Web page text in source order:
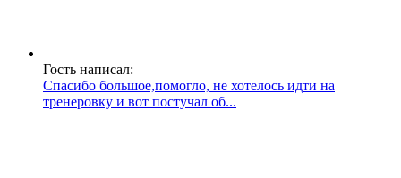
Гость написал:
Спасибо большое,помогло, не хотелось идти на
тренеровку и вот постучал об...